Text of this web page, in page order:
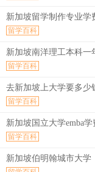
新加坡留学制作专业学
留学百科
新加坡南洋理工本科一
留学百科
去新加坡上大学要多少
留学百科
新加坡国立大学emba学
留学百科
新加坡伯明翰城市大学